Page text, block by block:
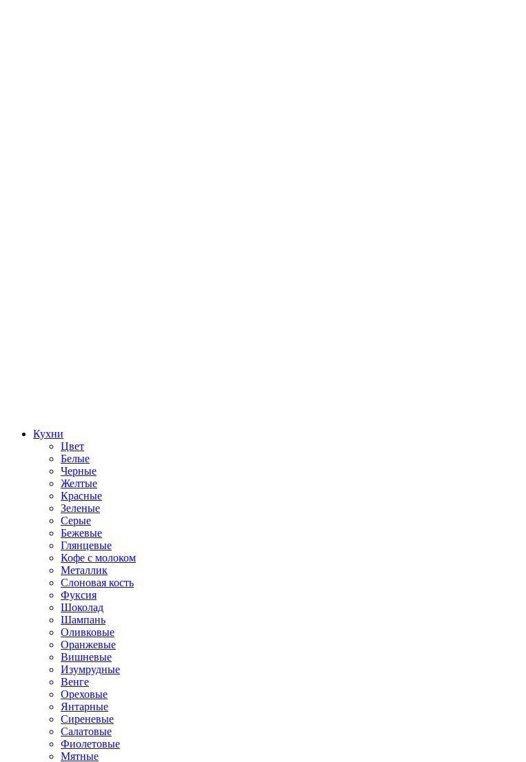
Кухни
Цвет
Белые
Черные
Желтые
Красные
Зеленые
Серые
Бежевые
Глянцевые
Кофе с молоком
Металлик
Слоновая кость
Фуксия
Шоколад
Шампань
Оливковые
Оранжевые
Вишневые
Изумрудные
Венге
Ореховые
Янтарные
Сиреневые
Салатовые
Фиолетовые
Мятные